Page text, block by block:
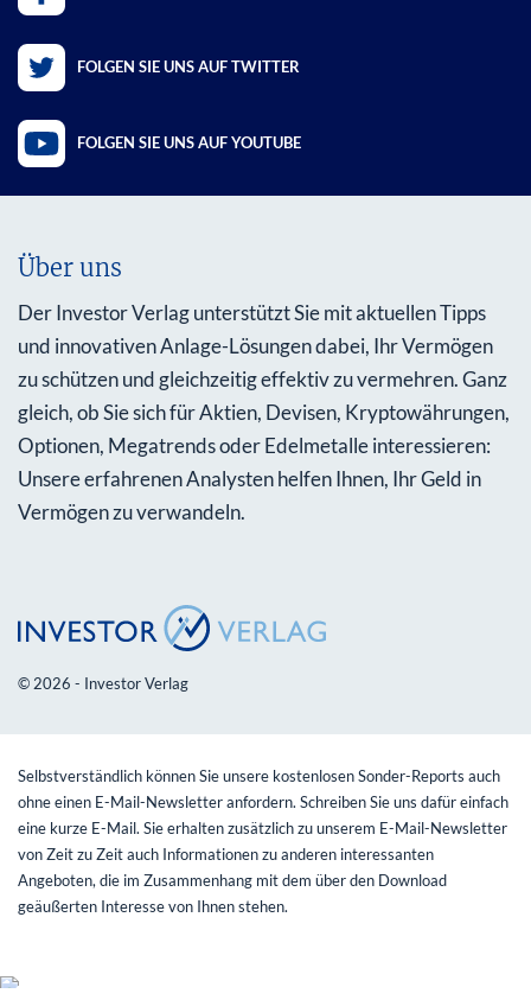
FOLGEN SIE UNS AUF TWITTER
FOLGEN SIE UNS AUF YOUTUBE
Über uns
Der Investor Verlag unterstützt Sie mit aktuellen Tipps
und innovativen Anlage-Lösungen dabei, Ihr Vermögen
zu schützen und gleichzeitig effektiv zu vermehren. Ganz
gleich, ob Sie sich für Aktien, Devisen, Kryptowährungen,
Optionen, Megatrends oder Edelmetalle interessieren:
Unsere erfahrenen Analysten helfen Ihnen, Ihr Geld in
Vermögen zu verwandeln.
© 2026 - Investor Verlag
Selbstverständlich können Sie unsere kostenlosen Sonder-Reports auch
ohne einen E-Mail-Newsletter anfordern. Schreiben Sie uns dafür einfach
eine kurze E-Mail. Sie erhalten zusätzlich zu unserem E-Mail-Newsletter
von Zeit zu Zeit auch Informationen zu anderen interessanten
Angeboten, die im Zusammenhang mit dem über den Download
geäußerten Interesse von Ihnen stehen.